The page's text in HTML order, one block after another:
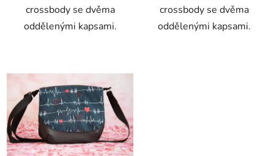
crossbody se dvěma
oddělenými kapsami.
crossbody se dvěma
oddělenými kapsami.